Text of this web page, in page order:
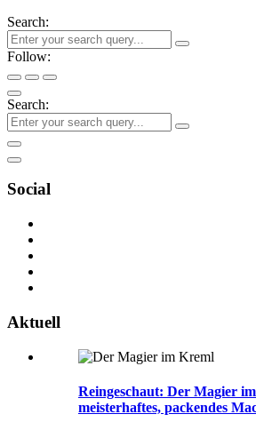
Search:
Follow:
Search:
Social
Aktuell
Reingeschaut: Der Magier
meisterhaftes, packendes